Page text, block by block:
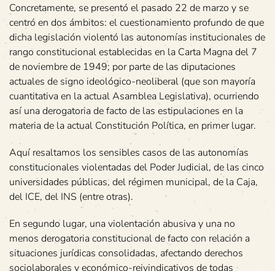
Concretamente, se presentó el pasado 22 de marzo y se
centró en dos ámbitos: el cuestionamiento profundo de que
dicha legislación violentó las autonomías institucionales de
rango constitucional establecidas en la Carta Magna del 7
de noviembre de 1949; por parte de las diputaciones
actuales de signo ideológico-neoliberal (que son mayoría
cuantitativa en la actual Asamblea Legislativa), ocurriendo
así una derogatoria de facto de las estipulaciones en la
materia de la actual Constitución Política, en primer lugar.
Aquí resaltamos los sensibles casos de las autonomías
constitucionales violentadas del Poder Judicial, de las cinco
universidades públicas, del régimen municipal, de la Caja,
del ICE, del INS (entre otras).
En segundo lugar, una violentación abusiva y una no
menos derogatoria constitucional de facto con relación a
situaciones jurídicas consolidadas, afectando derechos
sociolaborales y económico-reivindicativos de todas